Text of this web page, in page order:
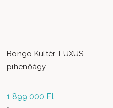
Bongo Kültéri LUXUS
pihenőágy
1 899 000 Ft